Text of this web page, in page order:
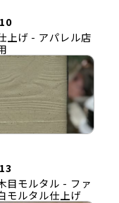
上げ - アパレル店
目モルタル - ファ
ルタル仕上げ